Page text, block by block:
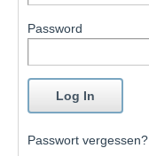
Password
Passwort vergessen?